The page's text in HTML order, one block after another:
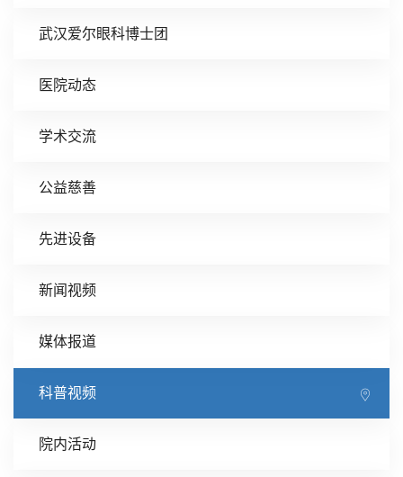
武汉爱尔眼科博士团
医院动态
学术交流
公益慈善
先进设备
新闻视频
媒体报道
科普视频
院内活动